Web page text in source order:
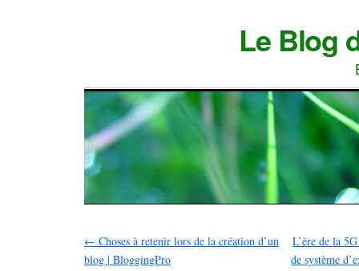
Le Blog
← Choses à retenir lors de la création d’un
blog | BloggingPro
L’ère de la
de système